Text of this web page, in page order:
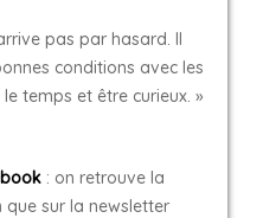
pas par hasard. Il
conditions avec les
temps et être curieux. »
: on retrouve la
sur la newsletter